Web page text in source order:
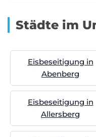
Städte im
Eisbeseitigung in
Abenberg
Eisbeseitigung in
Allersberg